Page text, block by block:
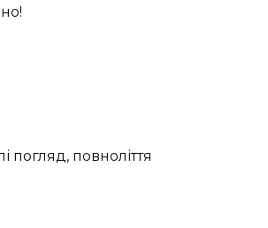
погляд, повноліття